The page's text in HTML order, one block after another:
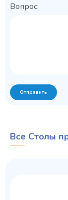
Вопрос:
Отправить
Все Столы